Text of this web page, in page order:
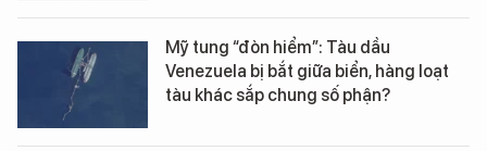
Mỹ tung “đòn hiểm”: Tàu dầu
Venezuela bị bắt giữa biển, hàng loạt
tàu khác sắp chung số phận?